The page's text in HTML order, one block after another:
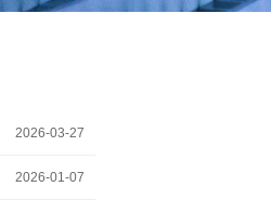
2026-03-27
2026-01-07